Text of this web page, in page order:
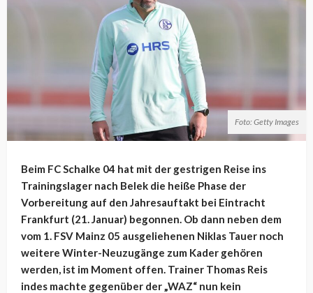
Foto: Getty Images
Beim FC Schalke 04 hat mit der gestrigen Reise ins
Trainingslager nach Belek die heiße Phase der
Vorbereitung auf den Jahresauftakt bei Eintracht
Frankfurt (21. Januar) begonnen. Ob dann neben dem
vom 1. FSV Mainz 05 ausgeliehenen Niklas Tauer noch
weitere Winter-Neuzugänge zum Kader gehören
werden, ist im Moment offen. Trainer Thomas Reis
indes machte gegenüber der „WAZ“ nun kein